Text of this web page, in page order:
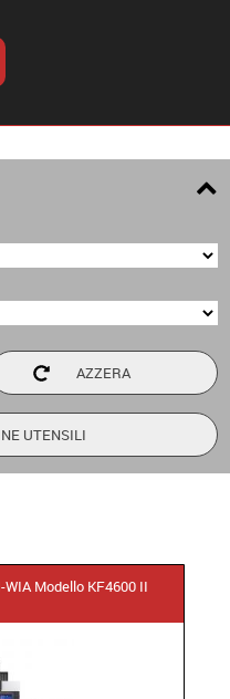
UTENSILI
WIA Modello KF4600 II